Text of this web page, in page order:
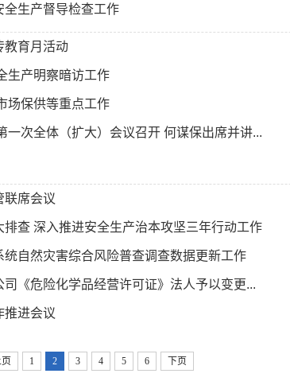
全生产督导检查工作
教育月活动
生产明察暗访工作
场保供等重点工作
次全体（扩大）会议召开 何谋保出席并讲...
联席会议
查 深入推进安全生产治本攻坚三年行动工作
自然灾害综合风险普查调查数据更新工作
《危险化学品经营许可证》法人予以变更...
推进会议
1 2 3 4 5 6 下页